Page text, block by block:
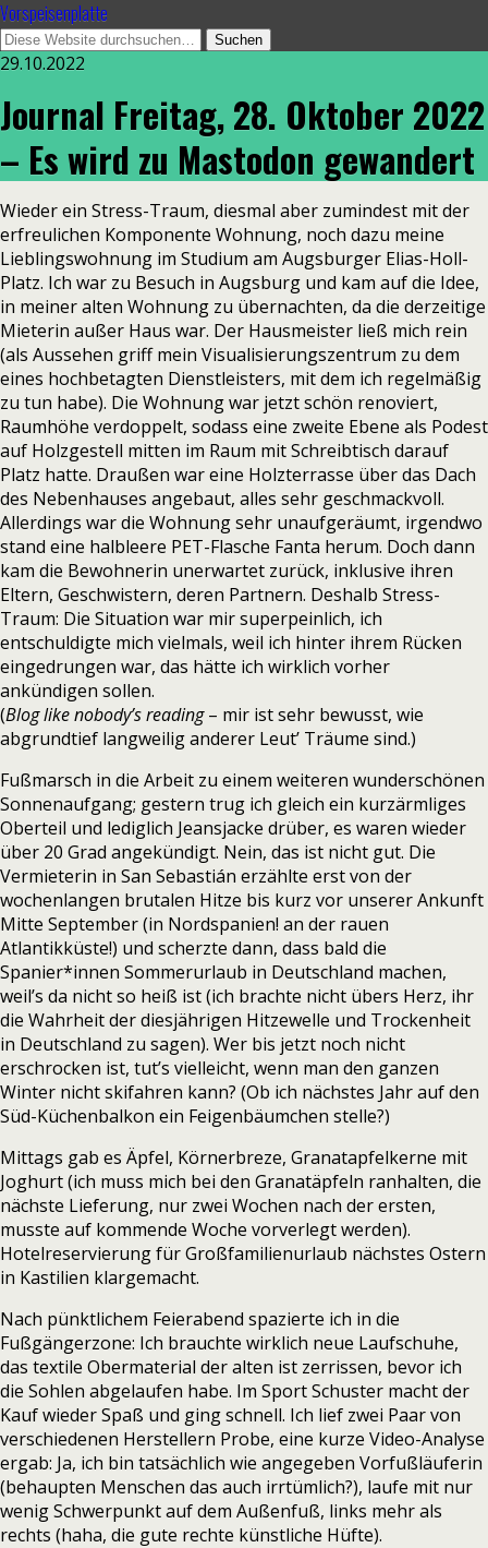
Vorspeisenplatte
29.10.2022
Journal Freitag, 28. Oktober 2022
– Es wird zu Mastodon gewandert
Wieder ein Stress-Traum, diesmal aber zumindest mit der
erfreulichen Komponente Wohnung, noch dazu meine
Lieblingswohnung im Studium am Augsburger Elias-Holl-
Platz. Ich war zu Besuch in Augsburg und kam auf die Idee,
in meiner alten Wohnung zu übernachten, da die derzeitige
Mieterin außer Haus war. Der Hausmeister ließ mich rein
(als Aussehen griff mein Visualisierungszentrum zu dem
eines hochbetagten Dienstleisters, mit dem ich regelmäßig
zu tun habe). Die Wohnung war jetzt schön renoviert,
Raumhöhe verdoppelt, sodass eine zweite Ebene als Podest
auf Holzgestell mitten im Raum mit Schreibtisch darauf
Platz hatte. Draußen war eine Holzterrasse über das Dach
des Nebenhauses angebaut, alles sehr geschmackvoll.
Allerdings war die Wohnung sehr unaufgeräumt, irgendwo
stand eine halbleere PET-Flasche Fanta herum. Doch dann
kam die Bewohnerin unerwartet zurück, inklusive ihren
Eltern, Geschwistern, deren Partnern. Deshalb Stress-
Traum: Die Situation war mir superpeinlich, ich
entschuldigte mich vielmals, weil ich hinter ihrem Rücken
eingedrungen war, das hätte ich wirklich vorher
ankündigen sollen.
(Blog like nobody’s reading– mir ist sehr bewusst, wie
abgrundtief langweilig anderer Leut’ Träume sind.)
Fußmarsch in die Arbeit zu einem weiteren wunderschönen
Sonnenaufgang; gestern trug ich gleich ein kurzärmliges
Oberteil und lediglich Jeansjacke drüber, es waren wieder
über 20 Grad angekündigt. Nein, das ist nicht gut. Die
Vermieterin in San Sebastián erzählte erst von der
wochenlangen brutalen Hitze bis kurz vor unserer Ankunft
Mitte September (in Nordspanien! an der rauen
Atlantikküste!) und scherzte dann, dass bald die
Spanier*innen Sommerurlaub in Deutschland machen,
weil’s da nicht so heiß ist (ich brachte nicht übers Herz, ihr
die Wahrheit der diesjährigen Hitzewelle und Trockenheit
in Deutschland zu sagen). Wer bis jetzt noch nicht
erschrocken ist, tut’s vielleicht, wenn man den ganzen
Winter nicht skifahren kann? (Ob ich nächstes Jahr auf den
Süd-Küchenbalkon ein Feigenbäumchen stelle?)
Mittags gab es Äpfel, Körnerbreze, Granatapfelkerne mit
Joghurt (ich muss mich bei den Granatäpfeln ranhalten, die
nächste Lieferung, nur zwei Wochen nach der ersten,
musste auf kommende Woche vorverlegt werden).
Hotelreservierung für Großfamilienurlaub nächstes Ostern
in Kastilien klargemacht.
Nach pünktlichem Feierabend spazierte ich in die
Fußgängerzone: Ich brauchte wirklich neue Laufschuhe,
das textile Obermaterial der alten ist zerrissen, bevor ich
die Sohlen abgelaufen habe. Im Sport Schuster macht der
Kauf wieder Spaß und ging schnell. Ich lief zwei Paar von
verschiedenen Herstellern Probe, eine kurze Video-Analyse
ergab: Ja, ich bin tatsächlich wie angegeben Vorfußläuferin
(behaupten Menschen das auch irrtümlich?), laufe mit nur
wenig Schwerpunkt auf dem Außenfuß, links mehr als
rechts (haha, die gute rechte künstliche Hüfte).